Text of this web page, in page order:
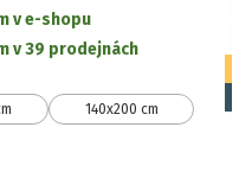
v e-shopu
v 39 prodejnách
140x200 cm